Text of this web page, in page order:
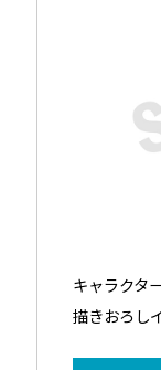
キャラクタ
描きおろし